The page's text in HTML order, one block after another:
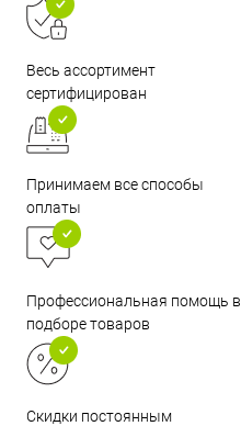
Весь ассортимент
сертифицирован
Принимаем все способы
оплаты
Профессиональная помощь в
подборе товаров
Скидки постоянным